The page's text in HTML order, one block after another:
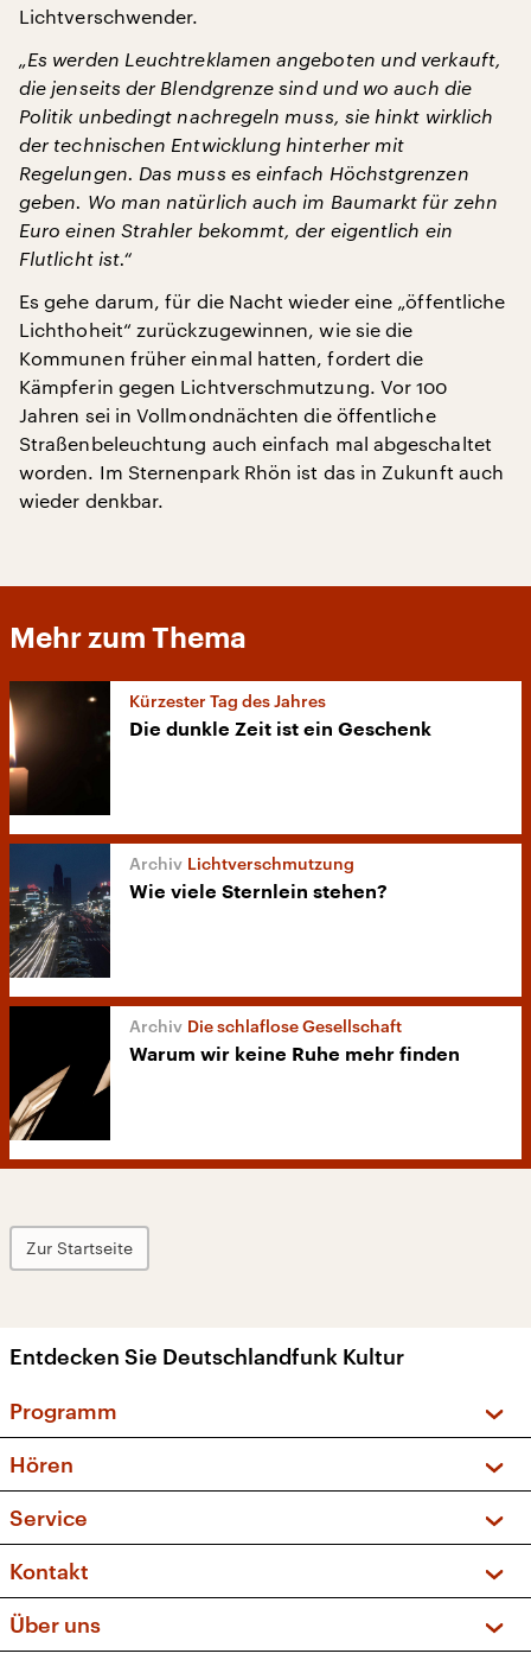
Lichtverschwender.
„Es werden Leuchtreklamen angeboten und verkauft,
die jenseits der Blendgrenze sind und wo auch die
Politik unbedingt nachregeln muss, sie hinkt wirklich
der technischen Entwicklung hinterher mit
Regelungen. Das muss es einfach Höchstgrenzen
geben. Wo man natürlich auch im Baumarkt für zehn
Euro einen Strahler bekommt, der eigentlich ein
Flutlicht ist.“
Es gehe darum, für die Nacht wieder eine „öffentliche
Lichthoheit“ zurückzugewinnen, wie sie die
Kommunen früher einmal hatten, fordert die
Kämpferin gegen Lichtverschmutzung. Vor 100
Jahren sei in Vollmondnächten die öffentliche
Straßenbeleuchtung auch einfach mal abgeschaltet
worden. Im Sternenpark Rhön ist das in Zukunft auch
wieder denkbar.
Mehr zum Thema
Kürzester Tag des Jahres
Die dunkle Zeit ist ein Geschenk
Lichtverschmutzung
Wie viele Sternlein stehen?
Die schlaflose Gesellschaft
Warum wir keine Ruhe mehr finden
Zur Startseite
Entdecken Sie Deutschlandfunk Kultur
Programm
Sendungen und Podcasts
Musikliste
Kakadu – Das Kinderprogramm
Hören
Frequenzen (UKW + DAB+)
Service
FAQ
Apps
Newsletter
Kontakt
Social Media
Über uns